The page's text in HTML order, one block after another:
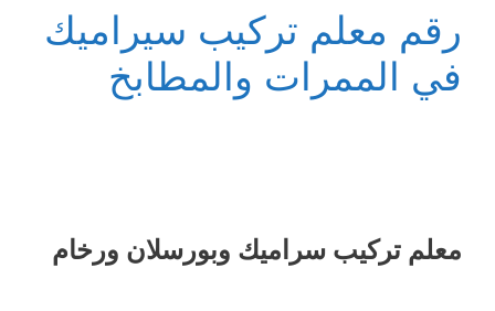
رقم معلم تركيب سيراميك
في الممرات والمطابخ
معلم ترکیب سرامیك وبورسلان ورخام